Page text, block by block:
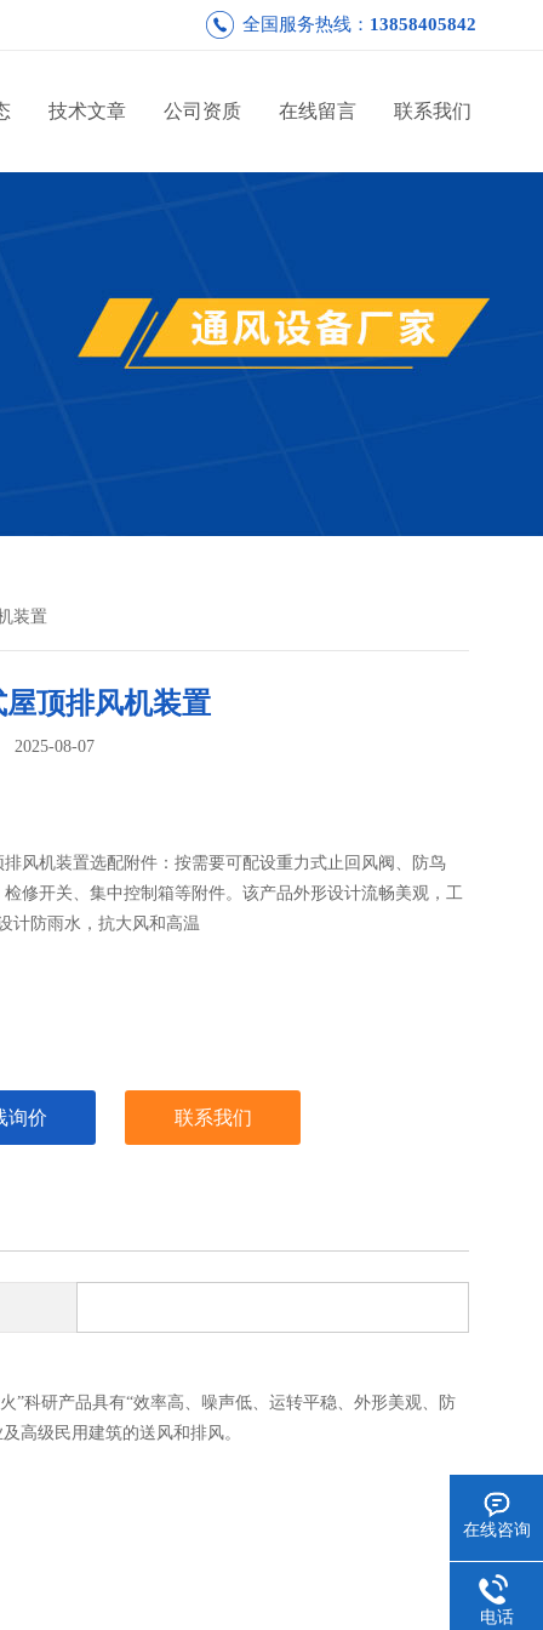
全国服务热线： 13858405842
技术文章 公司资质 在线留言 联系我们
装置
屋顶排风机装置
2025-08-07
排风机装置选配附件：按需要可配设重力式止回风阀、防鸟
检修开关、集中控制箱等附件。该产品外形设计流畅美观，工
计防雨水，抗大风和高温
询价 联系我们
”科研产品具有“效率高、噪声低、运转平稳、外形美观、防
高级民用建筑的送风和排风。
在线咨询
电话